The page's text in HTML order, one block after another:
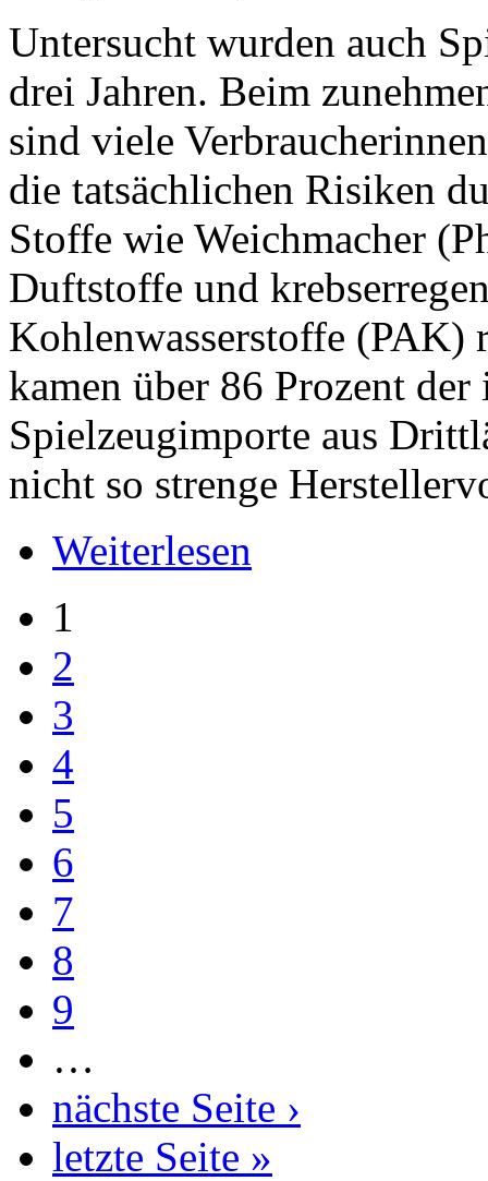
Untersucht wurden auch
drei Jahren. Beim
sind viele
die tatsächlichen Risiken
Stoffe wie Weichmacher
Duftstoffe und
Kohlenwasserstoffe (PAK)
kamen über 86 Prozent
Spielzeugimporte aus
nicht so strenge
Weiterlesen
1
2
3
4
5
6
7
8
9
…
nächste Seite ›
letzte Seite »